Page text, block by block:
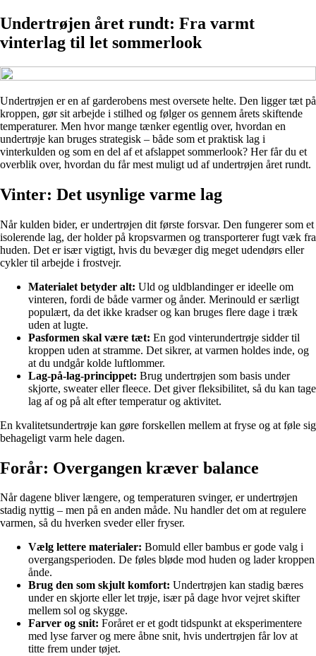
Undertrøjen året rundt: Fra varmt
vinterlag til let sommerlook
Undertrøjen er en af garderobens mest oversete helte. Den ligger tæt på
kroppen, gør sit arbejde i stilhed og følger os gennem årets skiftende
temperaturer. Men hvor mange tænker egentlig over, hvordan en
undertrøje kan bruges strategisk – både som et praktisk lag i
vinterkulden og som en del af et afslappet sommerlook? Her får du et
overblik over, hvordan du får mest muligt ud af undertrøjen året rundt.
Vinter: Det usynlige varme lag
Når kulden bider, er undertrøjen dit første forsvar. Den fungerer som et
isolerende lag, der holder på kropsvarmen og transporterer fugt væk fra
huden. Det er især vigtigt, hvis du bevæger dig meget udendørs eller
cykler til arbejde i frostvejr.
Materialet betyder alt: Uld og uldblandinger er ideelle om
vinteren, fordi de både varmer og ånder. Merinould er særligt
populært, da det ikke kradser og kan bruges flere dage i træk
uden at lugte.
Pasformen skal være tæt: En god vinterundertrøje sidder til
kroppen uden at stramme. Det sikrer, at varmen holdes inde, og
at du undgår kolde luftlommer.
Lag-på-lag-princippet: Brug undertrøjen som basis under
skjorte, sweater eller fleece. Det giver fleksibilitet, så du kan tage
lag af og på alt efter temperatur og aktivitet.
En kvalitetsundertrøje kan gøre forskellen mellem at fryse og at føle sig
behageligt varm hele dagen.
Forår: Overgangen kræver balance
Når dagene bliver længere, og temperaturen svinger, er undertrøjen
stadig nyttig – men på en anden måde. Nu handler det om at regulere
varmen, så du hverken sveder eller fryser.
Vælg lettere materialer: Bomuld eller bambus er gode valg i
overgangsperioden. De føles bløde mod huden og lader kroppen
ånde.
Brug den som skjult komfort: Undertrøjen kan stadig bæres
under en skjorte eller let trøje, især på dage hvor vejret skifter
mellem sol og skygge.
Farver og snit: Foråret er et godt tidspunkt at eksperimentere
med lyse farver og mere åbne snit, hvis undertrøjen får lov at
titte frem under tøjet.